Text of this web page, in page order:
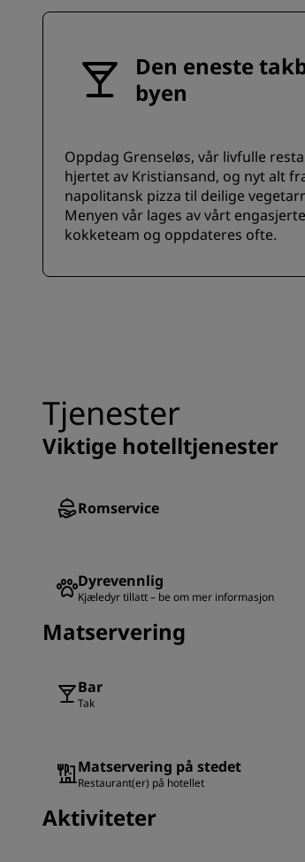
Den eneste
byen
Oppdag Grenseløs, vår livfulle
hjertet av Kristiansand, og nyt alt
napolitansk pizza til deilige
Menyen vår lages av vårt engasjerte
kokketeam og oppdateres ofte.
Tjenester
Viktige hotelltjenester
Romservice
Dyrevennlig
Kjæledyr tillatt – be om mer informasjon
Matservering
Bar
Tak
Matservering på stedet
Restaurant(er) på hotellet
Aktiviteter